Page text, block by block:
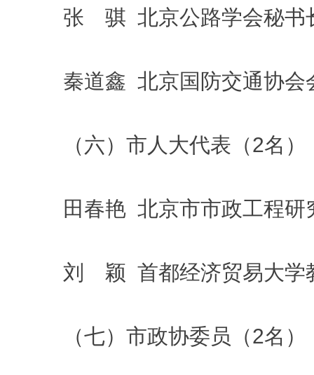
张 骐 北京公路学会秘书
秦道鑫 北京国防交通协会
（六）市人大代表（2名）
田春艳 北京市市政工程研
刘 颖 首都经济贸易大学
（七）市政协委员（2名）